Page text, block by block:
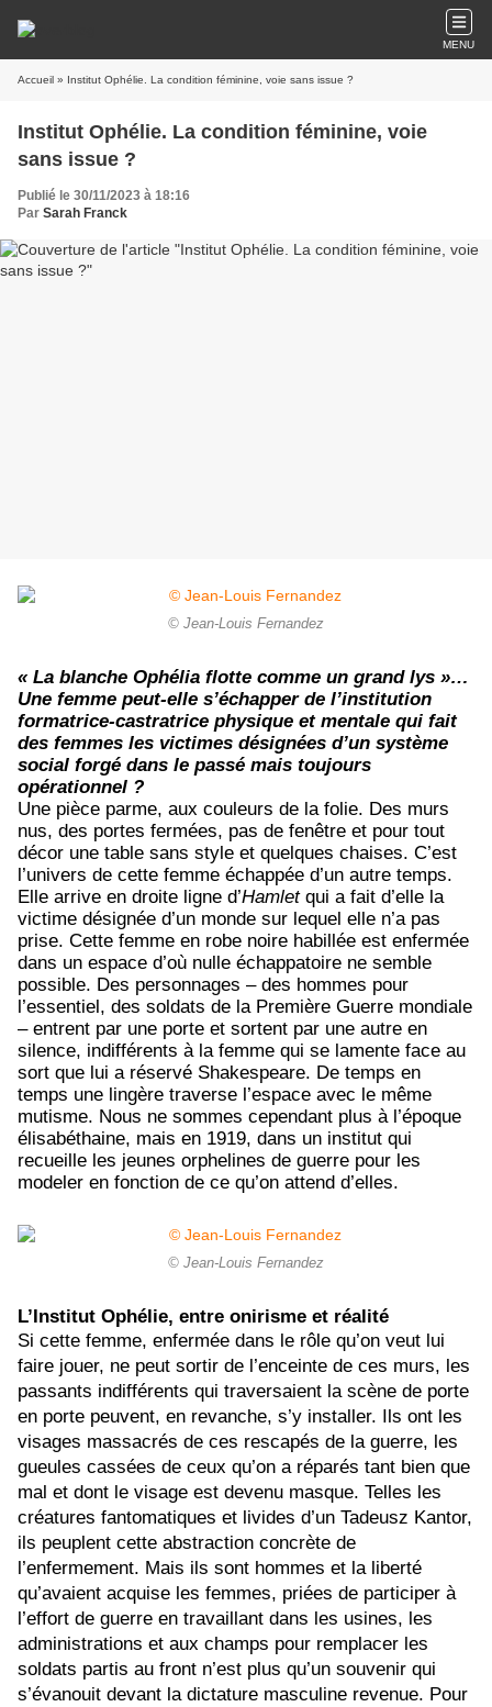
MENU
Accueil » Institut Ophélie. La condition féminine, voie sans issue ?
Institut Ophélie. La condition féminine, voie
sans issue ?
Publié le 30/11/2023 à 18:16
Par Sarah Franck
© Jean-Louis Fernandez
« La blanche Ophélia flotte comme un grand lys »…
Une femme peut-elle s’échapper de l’institution
formatrice-castratrice physique et mentale qui fait
des femmes les victimes désignées d’un système
social forgé dans le passé mais toujours
opérationnel ?
Une pièce parme, aux couleurs de la folie. Des murs
nus, des portes fermées, pas de fenêtre et pour tout
décor une table sans style et quelques chaises. C’est
l’univers de cette femme échappée d’un autre temps.
Elle arrive en droite ligne d’Hamletqui a fait d’elle la
victime désignée d’un monde sur lequel elle n’a pas
prise. Cette femme en robe noire habillée est enfermée
dans un espace d’où nulle échappatoire ne semble
possible. Des personnages – des hommes pour
l’essentiel, des soldats de la Première Guerre mondiale
– entrent par une porte et sortent par une autre en
silence, indifférents à la femme qui se lamente face au
sort que lui a réservé Shakespeare. De temps en
temps une lingère traverse l’espace avec le même
mutisme. Nous ne sommes cependant plus à l’époque
élisabéthaine, mais en 1919, dans un institut qui
recueille les jeunes orphelines de guerre pour les
modeler en fonction de ce qu’on attend d’elles.
© Jean-Louis Fernandez
L’Institut Ophélie, entre onirisme et réalité
Si cette femme, enfermée dans le rôle qu’on veut lui
faire jouer, ne peut sortir de l’enceinte de ces murs, les
passants indifférents qui traversaient la scène de porte
en porte peuvent, en revanche, s’y installer. Ils ont les
visages massacrés de ces rescapés de la guerre, les
gueules cassées de ceux qu’on a réparés tant bien que
mal et dont le visage est devenu masque. Telles les
créatures fantomatiques et livides d’un Tadeusz Kantor,
ils peuplent cette abstraction concrète de
l’enfermement. Mais ils sont hommes et la liberté
qu’avaient acquise les femmes, priées de participer à
l’effort de guerre en travaillant dans les usines, les
administrations et aux champs pour remplacer les
soldats partis au front n’est plus qu’un souvenir qui
s’évanouit devant la dictature masculine revenue. Pour